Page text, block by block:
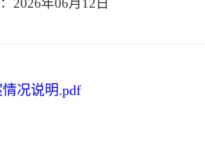
2026年06月12日
况说明.pdf